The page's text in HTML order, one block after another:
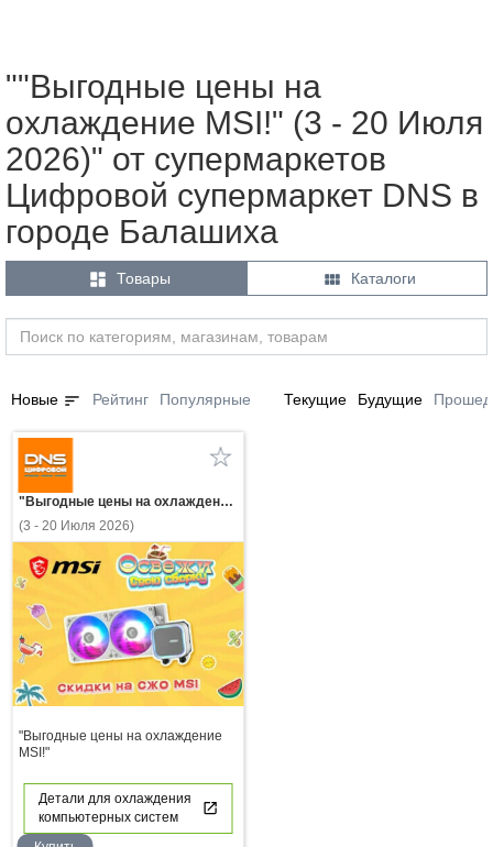
""Выгодные цены на
охлаждение MSI!" (3 - 20 Июля
2026)" от супермаркетов
Цифровой супермаркет DNS в
городе Балашиха
 Товары  Каталоги
Новые sort Рейтинг Популярные Текущие Будущие
"Выгодные цены на охлаждение MSI!"
(3 - 20 Июля 2026)
"Выгодные цены на охлаждение
MSI!"
Детали для охлаждения
компьютерных систем